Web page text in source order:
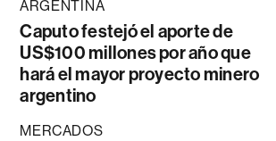
ARGENTINA
Caputo festejó el aporte de
US$100 millones por año que
hará el mayor proyecto minero
argentino
MERCADOS